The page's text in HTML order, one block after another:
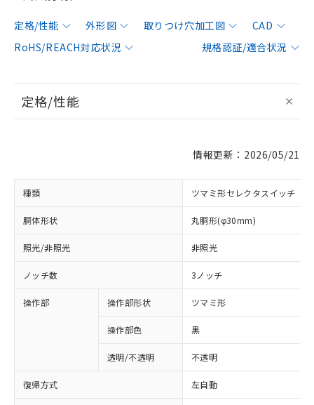
定格/性能 外形図 取りつけ穴加工図
CAD
RoHS/REACH対応状況
規格認証/適合状況
定格/性能
情報更新：2026/05/21
種類 ツマミ形セレクタスイッチ
胴体形状 丸胴形(φ30mm)
照光/非照光 非照光
ノッチ数 3ノッチ
操作部 操作部形状 ツマミ形
操作部色 黒
透明/不透明 不透明
復帰方式 左自動